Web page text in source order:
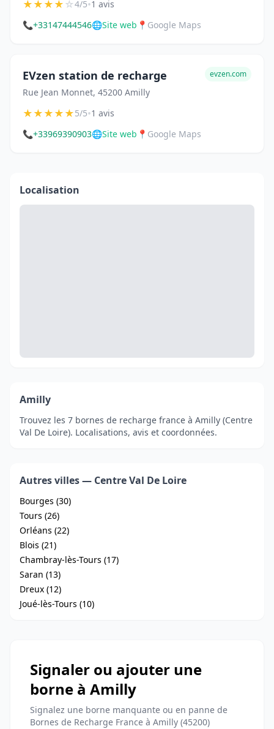
★★★★☆4/5•1 avis
📞+33147444546🌐Site web 📍 Google Maps
EVzen station de recharge
Rue Jean Monnet, 45200 Amilly
evzen.com
★★★★★5/5•1 avis
📞+33969390903🌐Site web 📍 Google Maps
Localisation
Amilly
Trouvez les 7 bornes de recharge france à Amilly (Centre
Val De Loire). Localisations, avis et coordonnées.
Autres villes — Centre Val De Loire
Bourges (30)
Tours (26)
Orléans (22)
Blois (21)
Chambray-lès-Tours (17)
Saran (13)
Dreux (12)
Joué-lès-Tours (10)
Signaler ou ajouter une
borne à Amilly
Signalez une borne manquante ou en panne de
Bornes de Recharge France à Amilly (45200)